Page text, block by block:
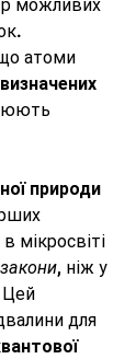
можливих
атоми
природи
мікросвіті
, ніж у
Цей
для